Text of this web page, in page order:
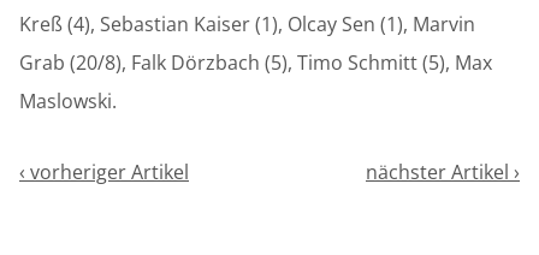
Kreß (4), Sebastian Kaiser (1), Olcay Sen (1), Marvin
Grab (20/8), Falk Dörzbach (5), Timo Schmitt (5), Max
Maslowski.
‹ vorheriger Artikel nächster Artikel ›